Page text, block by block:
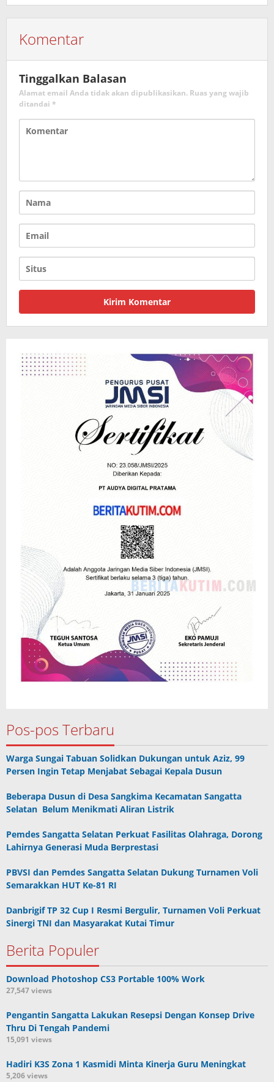
Komentar
Tinggalkan Balasan
Alamat email Anda tidak akan dipublikasikan. Ruas yang wajib
ditandai *
Pos-pos Terbaru
Warga Sungai Tabuan Solidkan Dukungan untuk Aziz, 99
Persen Ingin Tetap Menjabat Sebagai Kepala Dusun
Beberapa Dusun di Desa Sangkima Kecamatan Sangatta
Selatan Belum Menikmati Aliran Listrik
Pemdes Sangatta Selatan Perkuat Fasilitas Olahraga, Dorong
Lahirnya Generasi Muda Berprestasi
PBVSI dan Pemdes Sangatta Selatan Dukung Turnamen Voli
Semarakkan HUT Ke-81 RI
Danbrigif TP 32 Cup I Resmi Bergulir, Turnamen Voli Perkuat
Sinergi TNI dan Masyarakat Kutai Timur
Berita Populer
Download Photoshop CS3 Portable 100% Work
27,547 views
Pengantin Sangatta Lakukan Resepsi Dengan Konsep Drive
Thru Di Tengah Pandemi
15,091 views
Hadiri K3S Zona 1 Kasmidi Minta Kinerja Guru Meningkat
5,206 views